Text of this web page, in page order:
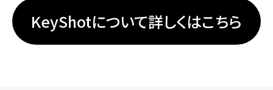
KeyShotについて詳しくはこちら